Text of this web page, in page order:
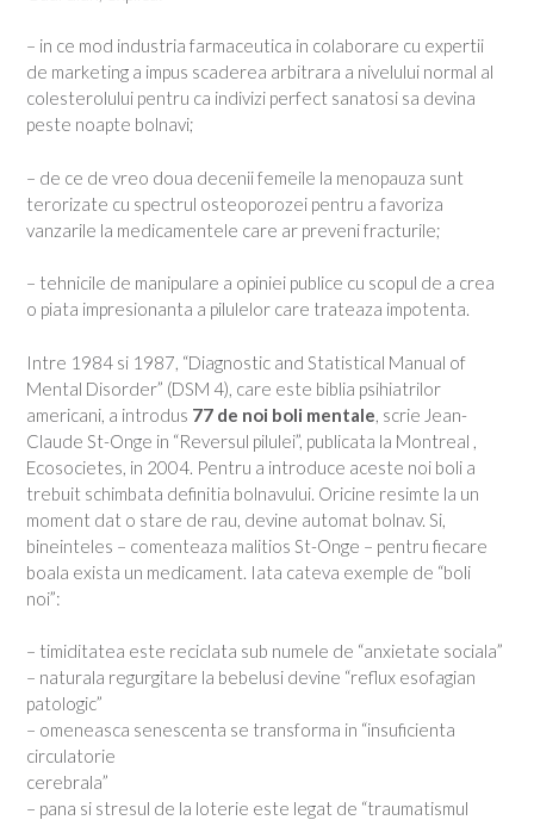
– in ce mod industria farmaceutica in colaborare cu expertii
de marketing a impus scaderea arbitrara a nivelului normal al
colesterolului pentru ca indivizi perfect sanatosi sa devina
peste noapte bolnavi;
– de ce de vreo doua decenii femeile la menopauza sunt
terorizate cu spectrul osteoporozei pentru a favoriza
vanzarile la medicamentele care ar preveni fracturile;
– tehnicile de manipulare a opiniei publice cu scopul de a crea
o piata impresionanta a pilulelor care trateaza impotenta.
Intre 1984 si 1987, “Diagnostic and Statistical Manual of
Mental Disorder” (DSM 4), care este biblia psihiatrilor
americani, a introdus 77 de noi boli mentale , scrie Jean-
Claude St-Onge in “Reversul pilulei”, publicata la Montreal ,
Ecosocietes, in 2004. Pentru a introduce aceste noi boli a
trebuit schimbata definitia bolnavului. Oricine resimte la un
moment dat o stare de rau, devine automat bolnav. Si,
bineinteles – comenteaza malitios St-Onge – pentru fiecare
boala exista un medicament. Iata cateva exemple de “boli
noi”:
– timiditatea este reciclata sub numele de “anxietate sociala”
– naturala regurgitare la bebelusi devine “reflux esofagian
patologic”
– omeneasca senescenta se transforma in “insuficienta
circulatorie
cerebrala”
– pana si stresul de la loterie este legat de “traumatismul